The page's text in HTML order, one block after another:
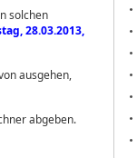
solchen
28.03.2013,
ausgehen,
abgeben.